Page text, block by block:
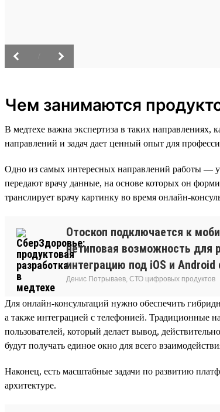
Чем занимаются
В медтехе важна экспертиза в таких
направлений и задач дает ценный опыт для
Одно из самых интересных направлений работы —
передают врачу данные, на основе которых он
транслирует врачу картинку во время онлайн-
Отоскоп подключается к
нетиповая возможность для
интеграцию под iOS и Android
Денис Потрываев, СТО цифровых продуктов
Для онлайн-консультаций нужно обеспечить
а также интеграцией с телефонией. Традиционные
пользователей, который делает вывод,
будут получать единое окно для всего
Наконец, есть масштабные задачи по развитию
архитектуре.